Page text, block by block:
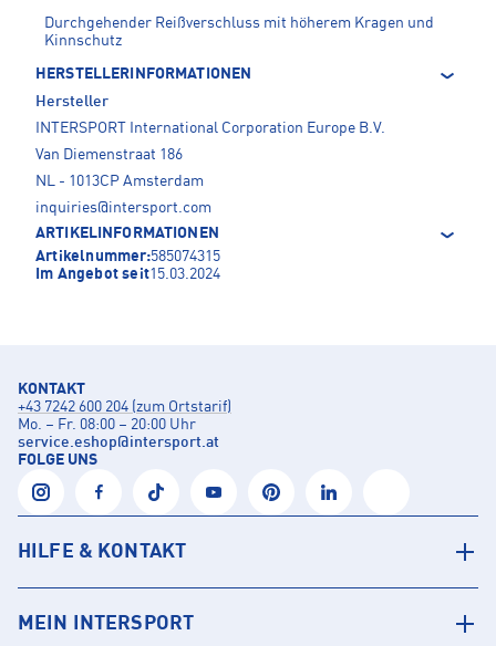
Durchgehender Reißverschluss mit höherem Kragen und
Kinnschutz
HERSTELLERINFORMATIONEN
Hersteller
INTERSPORT International Corporation Europe B.V.
Van Diemenstraat 186
NL - 1013CP Amsterdam
inquiries@intersport.com
ARTIKELINFORMATIONEN
Artikelnummer:585074315
Im Angebot seit15.03.2024
KONTAKT
+43 7242 600 204 (zum Ortstarif)
Mo. – Fr. 08:00 – 20:00 Uhr
service.eshop@intersport.at
FOLGE UNS
HILFE & KONTAKT
MEIN INTERSPORT